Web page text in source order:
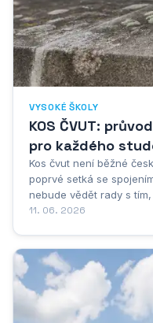
VYSOKÉ ŠKOLY
KOS ČVUT:
pro každého
Kos čvut není běžné
poprvé setká se
nebude vědět rady s
odkud pocházejí. A není
11. 06. 2026